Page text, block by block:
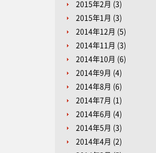
2015年2月 (3)
2015年1月 (3)
2014年12月 (5)
2014年11月 (3)
2014年10月 (6)
2014年9月 (4)
2014年8月 (6)
2014年7月 (1)
2014年6月 (4)
2014年5月 (3)
2014年4月 (2)